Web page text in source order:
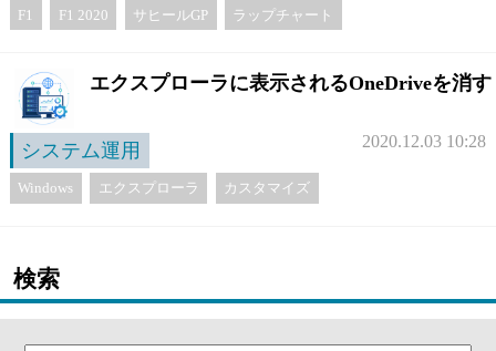
F1 F1 2020 サヒールGP ラップチャート
エクスプローラに表示されるOneDriveを消す
システム運用 2020.12.03 10:28
Windows エクスプローラ カスタマイズ
検索